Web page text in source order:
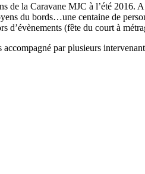
de la Caravane MJC à l’été 2016.
du bords…une centaine de
d’évènements (fête du court à
par plusieurs